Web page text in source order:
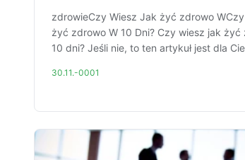
zdrowieCzy Wiesz Jak żyć zdrowo
żyć zdrowo W 10 Dni? Czy wiesz jak żyć
10 dni? Jeśli nie, to ten artykuł jest dla
30.11.-0001